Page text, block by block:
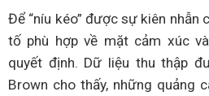
Để “níu kéo” được sự kiên nhẫn
tố phù hợp về mặt cảm xúc
quyết định. Dữ liệu thu thập
Brown cho thấy, những quảng